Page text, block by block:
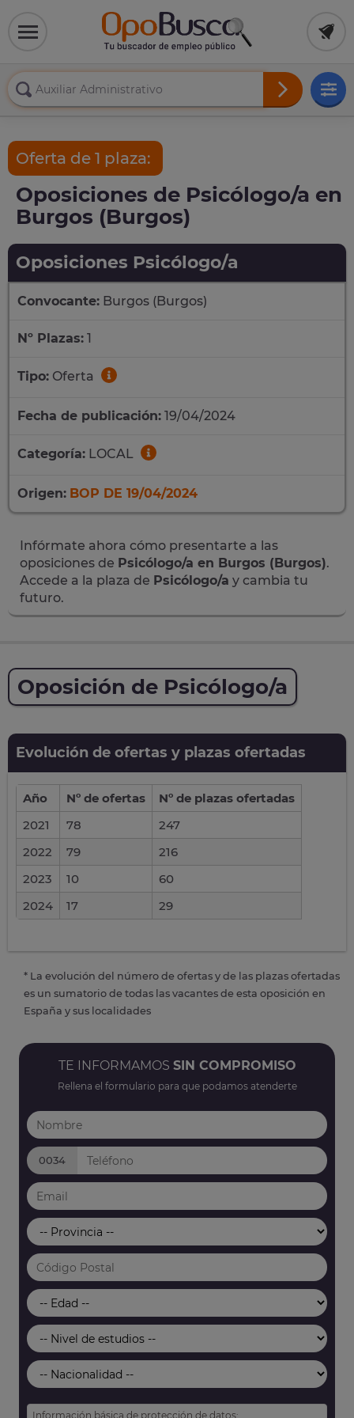
Oferta de 1 plaza:
Oposiciones de Psicólogo/a en
Burgos (Burgos)
Oposiciones Psicólogo/a
Convocante: Burgos (Burgos)
Nº Plazas: 1
Tipo: Oferta
Fecha de publicación: 19/04/2024
Categoría: LOCAL
Origen: BOP DE 19/04/2024
Infórmate ahora cómo presentarte a las
oposiciones de Psicólogo/a en Burgos (Burgos).
Accede a la plaza de Psicólogo/a y cambia tu
futuro.
Oposición de Psicólogo/a
Evolución de ofertas y plazas ofertadas
Año Nº de ofertas
Nº de plazas ofertadas
2021
78
247
2022
79
216
2023
10
60
2024
17 29
* La evolución del número de ofertas y de las plazas ofertadas
es un sumatorio de todas las vacantes de esta oposición en
España y sus localidades
TE INFORMAMOS SIN COMPROMISO
Rellena el formulario para que podamos atenderte
0034
Información básica de protección de datos: